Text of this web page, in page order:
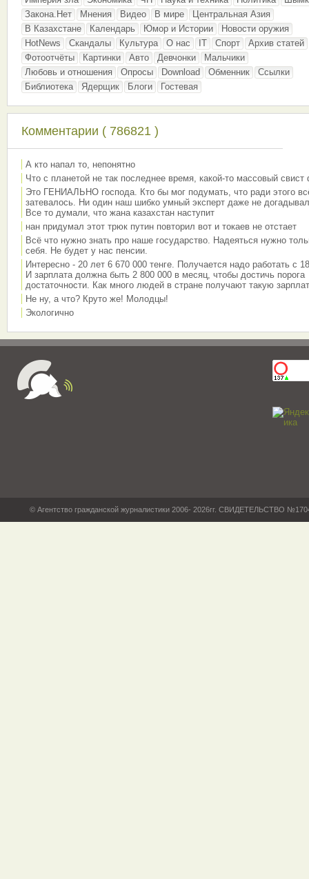
Закона.Нет
Мнения Видео В мире
Центральная Азия
В Казахстане
Календарь Юмор и Истории
Новости оружия
HotNews
Скандалы Культура О нас IT Спорт
Архив статей
Фотоотчёты
Картинки Авто Девчонки
Мальчики
Любовь и отношения
Опросы Download Обменник
Ссылки
Библиотека
Ядерщик Блоги Гостевая
Комментарии ( 786821 )
А кто напал то, непонятно
Что с планетой не так последнее время, какой-то массовый свист
Это ГЕНИАЛЬНО господа. Кто бы мог подумать, что ради этого
затевалось. Ни один наш шибко умный эксперт даже не
Все то думали, что жана казахстан наступит
нан придумал этот трюк путин повторил вот и токаев не отстает
Всё что нужно знать про наше государство. Надеяться нужно
себя. Не будет у нас пенсии.
Интересно - 20 лет 6 670 000 тенге. Получается надо работать с
И зарплата должна быть 2 800 000 в месяц, чтобы достичь порога
достаточности. Как много людей в стране получают такую
Не ну, а что? Круто же! Молодцы!
Экологично
© Агентство гражданской журналистики 2006- 2026гг. СВИДЕТЕЛЬСТВО